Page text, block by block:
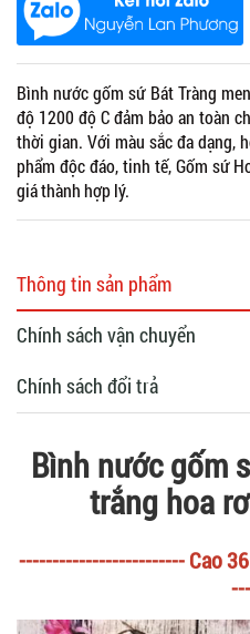
Bình nước gốm sứ Bát Tràng
độ 1200 độ C đảm bảo an toàn
thời gian. Với màu sắc đa dạng,
phẩm độc đáo, tinh tế, Gốm sứ
giá thành hợp lý.
Thông tin sản phẩm
Chính sách vận chuyển
Chính sách đổi trả
Bình nước gốm
trắng hoa
------------------------- Cao